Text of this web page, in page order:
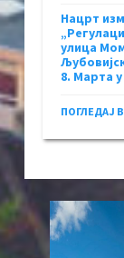
Нацрт
улица
8. Марта
ПОГЛЕДАЈ